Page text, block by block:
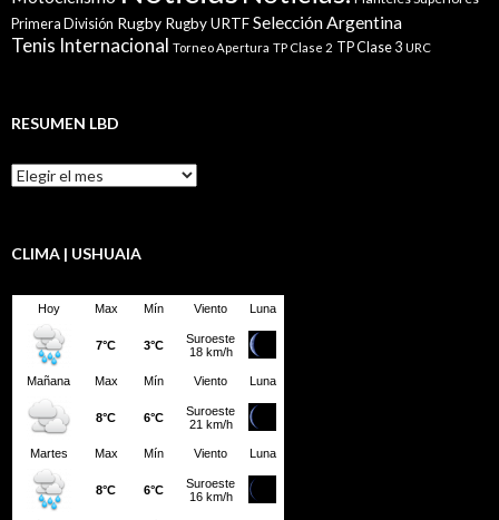
Primera División Rugby Rugby URTFSelección Argentina
Tenis Internacional Torneo Apertura TP Clase 2 TP Clase 3 URC
RESUMEN LBD
Resumen
LBD
CLIMA | USHUAIA